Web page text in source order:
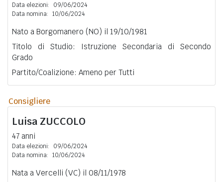
Data elezioni:
09/06/2024
Data nomina: 10/06/2024
Nato a Borgomanero (NO) il 19/10/1981
Titolo di Studio: Istruzione Secondaria di Secondo
Grado
Partito/Coalizione: Ameno per Tutti
Consigliere
Luisa ZUCCOLO
47 anni
Data elezioni:
09/06/2024
Data nomina: 10/06/2024
Nata a Vercelli (VC) il 08/11/1978